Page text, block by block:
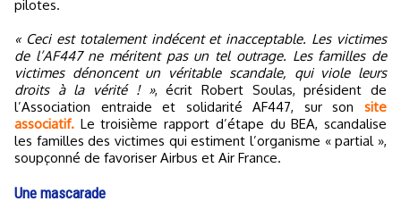
pilotes.
« Ceci est totalement indécent et inacceptable. Les victimes
de l’AF447 ne méritent pas un tel outrage. Les familles de
victimes dénoncent un véritable scandale, qui viole leurs
droits à la vérité ! », écrit Robert Soulas, président de
l’Association entraide et solidarité AF447, sur son site
associatif. Le troisième rapport d’étape du BEA, scandalise
les familles des victimes qui estiment l’organisme « partial »,
soupçonné de favoriser Airbus et Air France.
Une mascarade